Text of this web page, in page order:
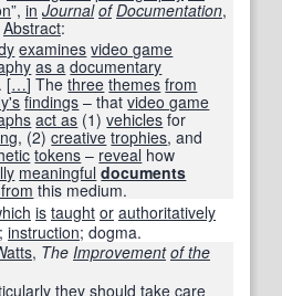
”, in Journal of Documentation,
Abstract:
examines video game
as a documentary
[…] Thethree themes from
's findings – thatvideo game
act as (1)vehicles for
, (2)creative trophies, and
tokens – reveal how
meaningful documents
this medium.
is taught or authoritatively
; instruction; dogma.
, The Improvement of the
they shouldtake care